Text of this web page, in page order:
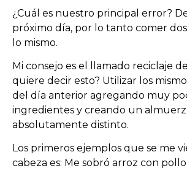
¿Cuál es nuestro principal error?
próximo día, por lo tanto comer
lo mismo.
Mi consejo es el llamado reciclaje
quiere decir esto? Utilizar los
del día anterior agregando muy
ingredientes y creando un
absolutamente distinto.
Los primeros ejemplos que se me
cabeza es: Me sobró arroz con